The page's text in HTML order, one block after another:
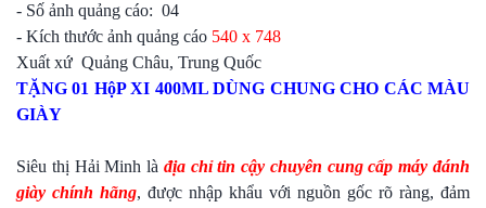
- Số ảnh quảng cáo: 04
- Kích thước ảnh quảng cáo 540 x 748
Xuất xứ Quảng Châu, Trung Quốc
TẶNG 01 HộP XI 400ML DÙNG CHUNG CHO CÁC MÀU
GIÀY
Siêu thị Hải Minh là địa chỉ tin cậy chuyên cung cấp máy đánh
giày chính hãng, được nhập khẩu với nguồn gốc rõ ràng, đảm